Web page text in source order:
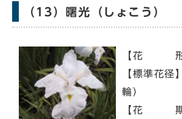
（13）曙光（しょこう）
【花 形
【標準花
輪）
【花 期